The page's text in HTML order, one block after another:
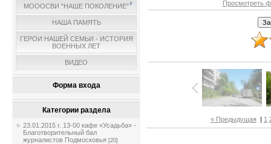
МОООСВИ "НАШЕ ПОКОЛЕНИЕ"
НАША ПАМЯТЬ
ГЕРОИ НАШЕЙ СЕМЬИ - ИСТОРИЯ
ВОЕННЫХ ЛЕТ
ВИДЕО
Форма входа
Категории раздела
23.01.2015 г. 13-00 кафе «Усадьба» -
Благотворительный бал
журналистов Подмосковья [20]
Просмотреть
« Предыдущая | 1